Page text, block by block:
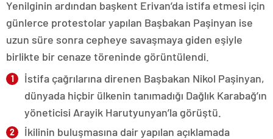
Yenilginin ardından başkent Erivan’da istifa etmesi için
günlerce protestolar yapılan Başbakan Paşinyan ise
uzun süre sonra cepheye savaşmaya giden eşiyle
birlikte bir cenaze töreninde görüntülendi.
İstifa çağrılarına direnen Başbakan Nikol Paşinyan,
dünyada hiçbir ülkenin tanımadığı Dağlık Karabağ’ın
yöneticisi Arayik Harutyunyan’la görüştü.
İkilinin buluşmasına dair yapılan açıklamada